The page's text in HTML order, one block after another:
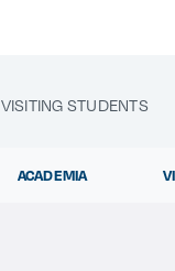
VISITING STUDENTS
ACADEMIA